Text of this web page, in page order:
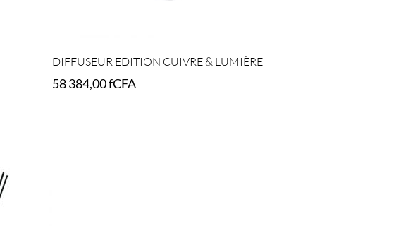
DIFFUSEUR EDITION CUIVRE & LUMIÈRE
58 384,00fCFA